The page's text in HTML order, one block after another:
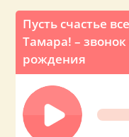
Пусть счастье
Тамара! –
рождения